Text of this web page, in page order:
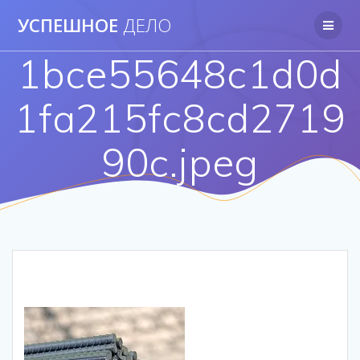
УСПЕШНОЕ ДЕЛО
1bce55648c1d0d
1fa215fc8cd2719
90c.jpeg